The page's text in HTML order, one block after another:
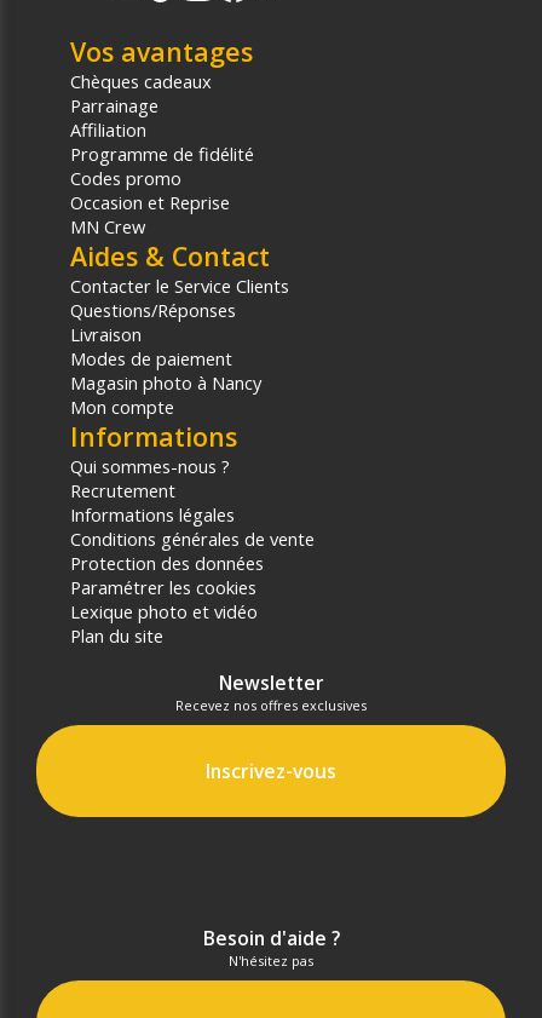
Vos avantages
Chèques cadeaux
Parrainage
Affiliation
Programme de fidélité
Codes promo
Occasion et Reprise
MN Crew
Aides & Contact
Contacter le Service Clients
Questions/Réponses
Livraison
Modes de paiement
Magasin photo à Nancy
Mon compte
Informations
Qui sommes-nous ?
Recrutement
Informations légales
Conditions générales de vente
Protection des données
Paramétrer les cookies
Lexique photo et vidéo
Plan du site
Newsletter
Recevez nos offres exclusives
Inscrivez-vous
Besoin d'aide ?
N'hésitez pas